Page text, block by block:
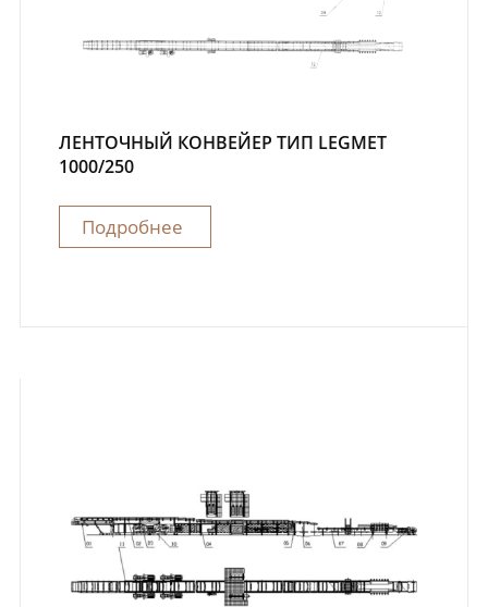
ЛЕНТОЧНЫЙ КОНВЕЙЕР ТИП LEGMET
1000/250
Подробнее